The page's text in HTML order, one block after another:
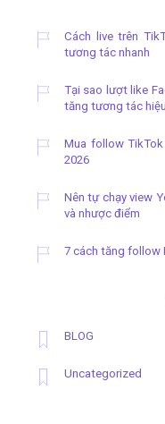
Cách live trên
tương tác nhanh
Tại sao lượt like
tăng tương tác
Mua follow
2026
Nên tự chạy view
và nhược điểm
7 cách tăng follow
BLOG
Uncategorized